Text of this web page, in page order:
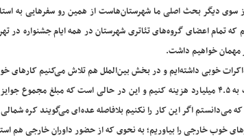
سوی دیگر بحث اصلی ما شهرستان‌هاست از همین رو سفرهایی به
تمام اعضای گروه‌های تئاتری شهرستان در همه ایام جشنواره در
مهمان خواهیم داشت.
خوبی داشته‌ایم و در بخش بین‌الملل هم تلاش می‌کنیم کارهای
برای چهار گروه خارجی باید قریب به ۴.۵ میلیارد هزینه کنیم و این در حالی
می‌دانستم اگر این کار را نکنیم بلافاصله عده‌ای می‌گویند کره
خوب خارجی را بیاوریم؛ به نحوی که از حضور داوران خارجی هم